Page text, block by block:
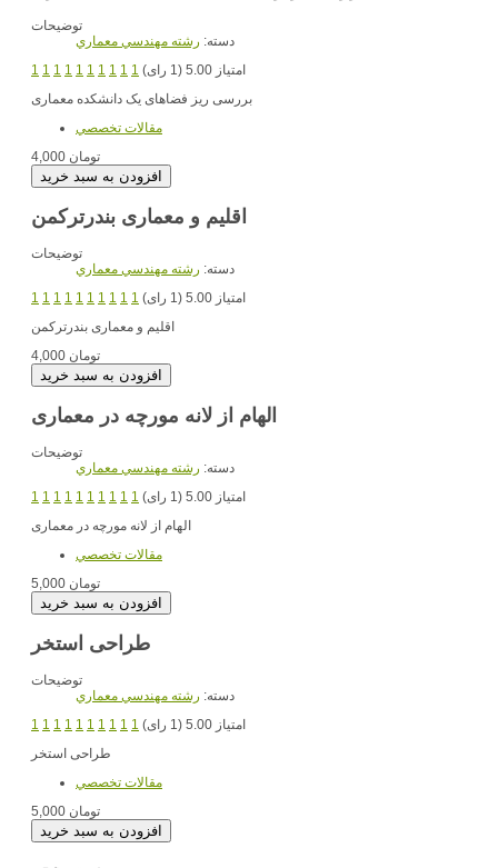
توضیحات
دسته: رشته مهندسي معماري
1 1 1 1 1 1 1 1 1 1
امتیاز 5.00 (1 رای)
مقالات تخصصي
4,000 تومان
اقلیم و معماری بندرترکمن
توضیحات
دسته: رشته مهندسي معماري
1 1 1 1 1 1 1 1 1 1
امتیاز 5.00 (1 رای)
اقلیم و معماری بندرترکمن
4,000 تومان
الهام از لانه مورچه در معماری
توضیحات
دسته: رشته مهندسي معماري
1 1 1 1 1 1 1 1 1 1
امتیاز 5.00 (1 رای)
الهام از لانه مورچه در معماری
مقالات تخصصي
5,000 تومان
طراحی استخر
توضیحات
دسته: رشته مهندسي معماري
1 1 1 1 1 1 1 1 1 1
امتیاز 5.00 (1 رای)
مقالات تخصصي
5,000 تومان